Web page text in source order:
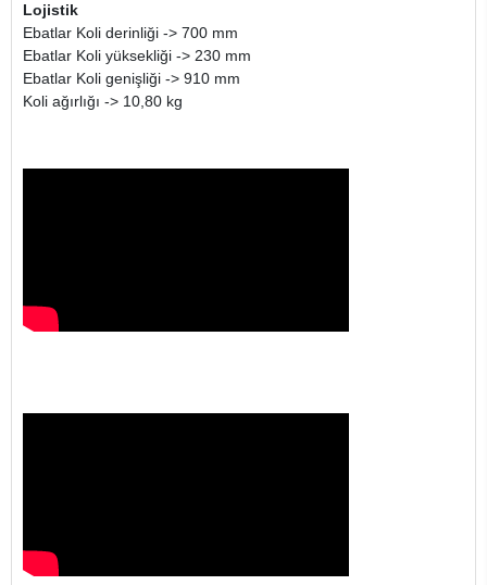
Lojistik
Ebatlar Koli derinliği -> 700 mm
Ebatlar Koli yüksekliği -> 230 mm
Ebatlar Koli genişliği -> 910 mm
Koli ağırlığı -> 10,80 kg